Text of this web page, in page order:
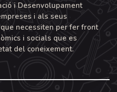
i Desenvolupament
i als seus
necessiten per fer front
i socials que es
del coneixement.